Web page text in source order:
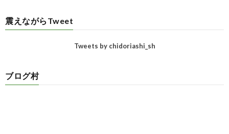
震えながらTweet
Tweets by chidoriashi_sh
ブログ村